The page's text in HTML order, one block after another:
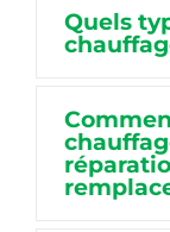
Quels